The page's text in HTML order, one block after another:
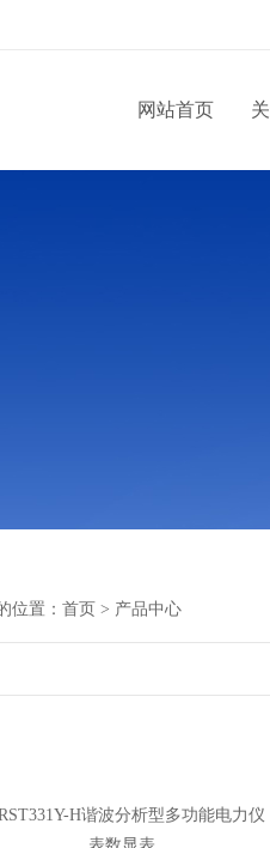
网站首页
位置： 首页 > 产品中心